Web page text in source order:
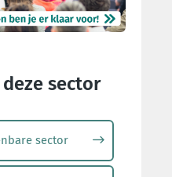
sector
sector